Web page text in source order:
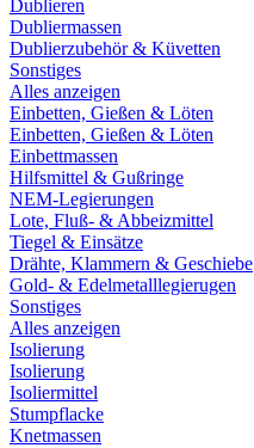
Dublieren
Dubliermassen
Dublierzubehör & Küvetten
Sonstiges
Alles anzeigen
Einbetten, Gießen & Löten
Einbetten, Gießen & Löten
Einbettmassen
Hilfsmittel & Gußringe
NEM-Legierungen
Lote, Fluß- & Abbeizmittel
Tiegel & Einsätze
Drähte, Klammern & Geschiebe
Gold- & Edelmetalllegierugen
Sonstiges
Alles anzeigen
Isolierung
Isolierung
Isoliermittel
Stumpflacke
Knetmassen